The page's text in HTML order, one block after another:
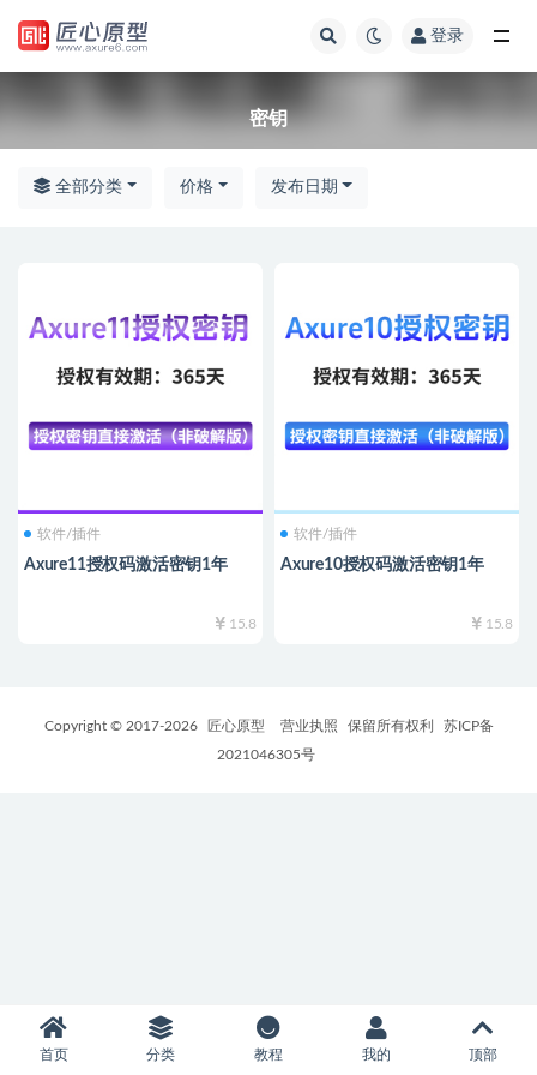
登录
密钥
全部分类 价格 发布日期
软件/插件
Axure11授权码激活密钥1年
15.8
软件/插件
Axure10授权码激活密钥1年
15.8
Copyright © 2017-2026 匠心原型 营业执照 保留所有权利
苏ICP备
2021046305号
首页 分类 教程 我的 顶部